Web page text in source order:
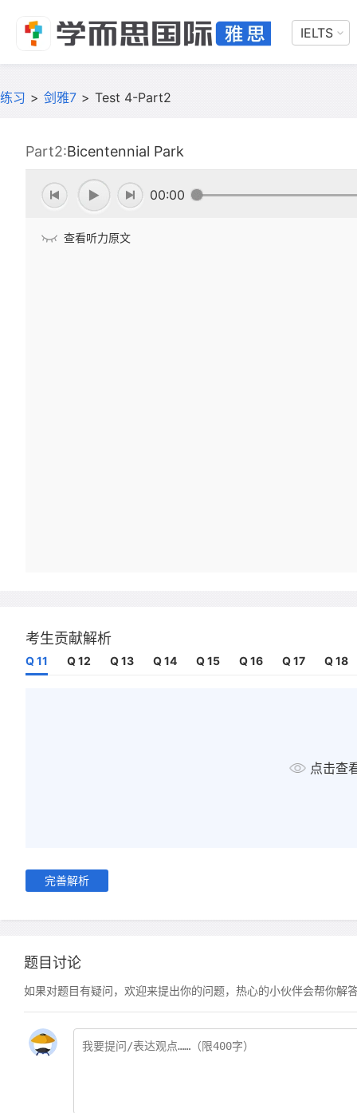
IELTS
练习 > 剑雅7 > Test 4-Part2
Part2:Bicentennial Park
00:00
查看听力原文
考生贡献解析
Q 11 Q 12 Q 13 Q 14 Q 15 Q 16 Q 17 Q 18
点击查
完善解析
题目讨论
如果对题目有疑问，欢迎来提出你的问题，热心的小伙伴会帮你解